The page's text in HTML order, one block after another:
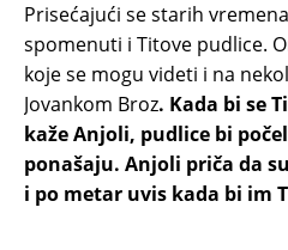
Prisećajući se starih
spomenuti i Titove pudlice.
koje se mogu videti i na
Jovankom Broz. Kada bi se
kaže Anjoli, pudlice bi
ponašaju. Anjoli priča da
i po metar uvis kada bi im